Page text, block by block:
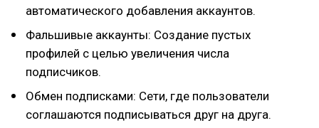
автоматического добавления аккаунтов.
Фальшивые аккаунты: Создание пустых
профилей с целью увеличения числа
подписчиков.
Обмен подписками: Сети, где пользователи
соглашаются подписываться друг на друга.